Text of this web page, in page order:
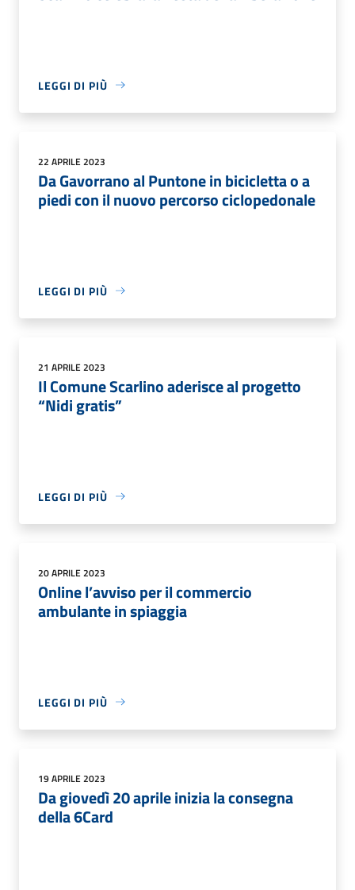
LEGGI DI PIÙ
22 APRILE 2023
Da Gavorrano al Puntone in bicicletta o a
piedi con il nuovo percorso ciclopedonale
LEGGI DI PIÙ
21 APRILE 2023
Il Comune Scarlino aderisce al progetto
“Nidi gratis”
LEGGI DI PIÙ
20 APRILE 2023
Online l’avviso per il commercio
ambulante in spiaggia
LEGGI DI PIÙ
19 APRILE 2023
Da giovedì 20 aprile inizia la consegna
della 6Card